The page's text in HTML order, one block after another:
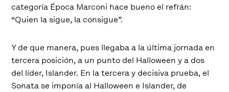
categoría Época Marconi hace bueno el refrán:
“Quien la sigue, la consigue”.
Y de que manera, pues llegaba a la última jornada en
tercera posición, a un punto del Halloween y a dos
del líder, Islander. En la tercera y decisiva prueba, el
Sonata se imponía al Halloween e Islander, de